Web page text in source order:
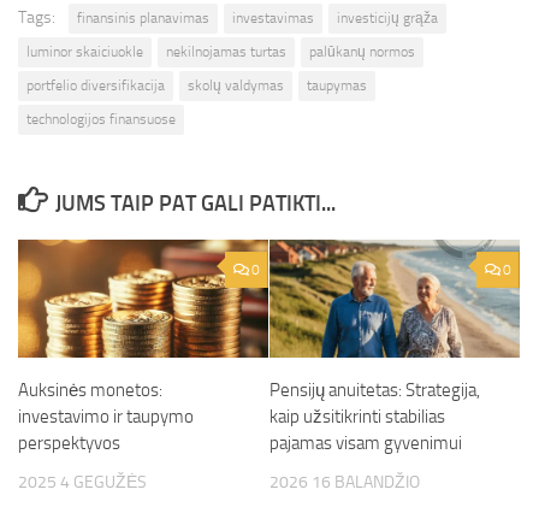
Tags: finansinis planavimas investavimas
investicijų grąža
luminor skaiciuokle
nekilnojamas turtas
palūkanų normos
portfelio diversifikacija
skolų valdymas
taupymas
technologijos finansuose
JUMS TAIP PAT GALI PATIKTI...
0
Auksinės monetos:
investavimo ir taupymo
perspektyvos
2025 4 GEGUŽĖS
0
Pensijų anuitetas: Strategija,
kaip užsitikrinti stabilias
pajamas visam gyvenimui
2026 16 BALANDŽIO